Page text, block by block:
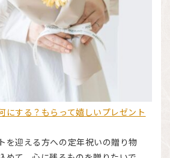
にする？もらって嬉しいプレゼント
を迎える方への定年祝いの贈り物